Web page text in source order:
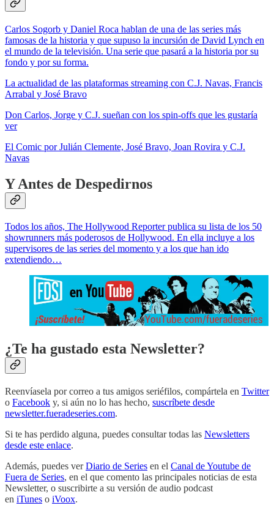
Carlos Sogorb y Daniel Roca hablan de una de las series más
famosas de la historia y que supuso la incursión de David Lynch en
el mundo de la televisión. Una serie que pasará a la historia por su
fondo y por su forma.
La actualidad de las plataformas streaming con C.J. Navas, Francis
Arrabal y José Bravo
Don Carlos, Jorge y C.J. sueñan con los spin-offs que les gustaría
ver
El Comic por Julián Clemente, José Bravo, Joan Rovira y C.J.
Navas
Y Antes de Despedirnos
Todos los años, The Hollywood Reporter publica su lista de los 50
showrunners más poderosos de Hollywood. En ella incluye a los
supervisores de las series del momento y a los que han ido
extendiendo…
¿Te ha gustado esta Newsletter?
Reenvíasela por correo a tus amigos seriéfilos, compártela en Twitter
o Facebook y, si aún no lo has hecho, suscríbete desde
newsletter.fueradeseries.com.
Si te has perdido alguna, puedes consultar todas las Newsletters
desde este enlace.
Además, puedes verDiario de Series en el Canal de Youtube de
Fuera de Series, en el que comento las principales noticias de esta
Newsletter, o suscribirte a su versión de audio podcast
en iTunes o iVoox.